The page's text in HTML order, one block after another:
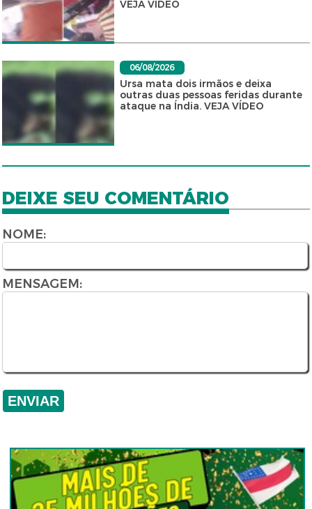
VEJA VÍDEO
06/08/2026
Ursa mata dois irmãos e deixa
outras duas pessoas feridas durante
ataque na Índia. VEJA VÍDEO
DEIXE SEU COMENTÁRIO
NOME:
MENSAGEM: